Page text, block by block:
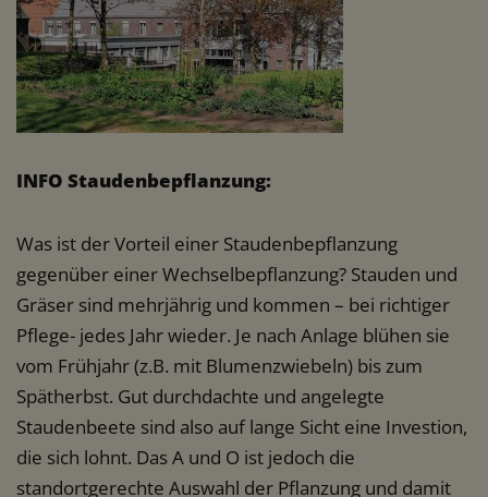
INFO Staudenbepflanzung:
Was ist der Vorteil einer Staudenbepflanzung
gegenüber einer Wechselbepflanzung? Stauden und
Gräser sind mehrjährig und kommen – bei richtiger
Pflege- jedes Jahr wieder. Je nach Anlage blühen sie
vom Frühjahr (z.B. mit Blumenzwiebeln) bis zum
Spätherbst. Gut durchdachte und angelegte
Staudenbeete sind also auf lange Sicht eine Investion,
die sich lohnt. Das A und O ist jedoch die
standortgerechte Auswahl der Pflanzung und damit